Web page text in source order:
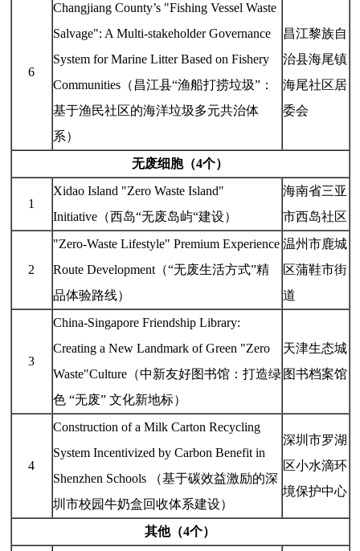
6
Changjiang County’s "Fishing Vessel Waste
Salvage": A Multi-stakeholder Governance
System for Marine Litter Based on Fishery
Communities（昌江县“渔船打捞垃圾”：
基于渔民社区的海洋垃圾多元共治体
系）
昌江黎族自
治县海尾镇
海尾社区居
委会
无废细胞（4个）
1
Xidao Island "Zero Waste Island"
Initiative（西岛“无废岛屿“建设）
海南省三亚
市西岛社区
2
"Zero-Waste Lifestyle" Premium Experience
Route Development（“无废生活方式”精
品体验路线）
温州市鹿城
区蒲鞋市街
道
3
China-Singapore Friendship Library:
Creating a New Landmark of Green "Zero
Waste"Culture（中新友好图书馆：打造绿
色 “无废” 文化新地标）
天津生态城
图书档案馆
4
Construction of a Milk Carton Recycling
System Incentivized by Carbon Benefit in
Shenzhen Schools （基于碳效益激励的深
圳市校园牛奶盒回收体系建设）
深圳市罗湖
区小水滴环
境保护中心
其他（4个）